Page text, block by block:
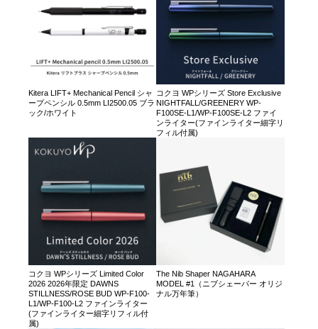
Kitera LIFT+ Mechanical Pencil シャ
ープペンシル 0.5mm LI2500.05 ブラ
ック/ホワイト
コクヨ WPシリーズ Store Exclusive
NIGHTFALL/GREENERY WP-
F100SE-L1/WP-F100SE-L2 ファイ
ンライター(ファインライター細字リ
フィル付属)
コクヨ WPシリーズ Limited Color
2026 2026年限定 DAWNS
STILLNESS/ROSE BUD WP-F100-
L1/WP-F100-L2 ファインライター
(ファインライター細字リフィル付
属)
The Nib Shaper NAGAHARA
MODEL #1（ニブシェーパー オリジ
ナル万年筆）